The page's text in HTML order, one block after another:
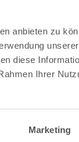
anbieten zu
unserer
diese
Ihrer
Marketing